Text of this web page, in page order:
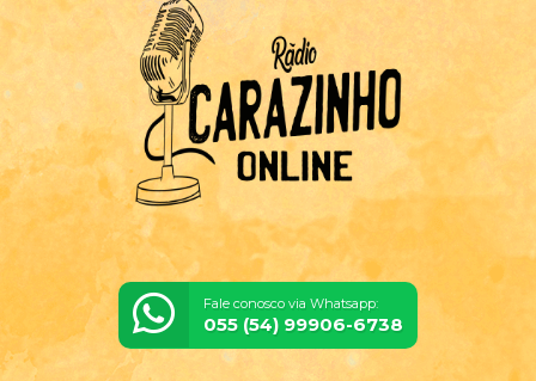
Fale conosco via Whatsapp:
055 (54) 99906-6738